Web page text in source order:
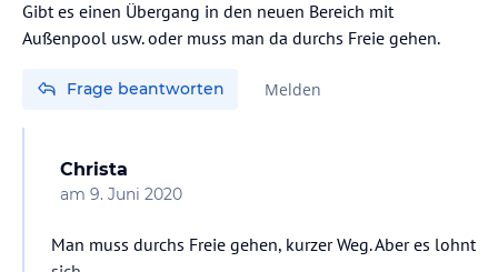
Gibt es einen Übergang in den neuen Bereich mit
Außenpool usw. oder muss man da durchs Freie gehen.
Frage beantworten Melden
Christa
am 9. Juni 2020
Man muss durchs Freie gehen, kurzer Weg. Aber es lohnt